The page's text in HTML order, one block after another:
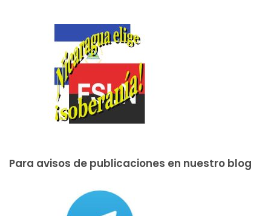
Para avisos de publicaciones en nuestro blog